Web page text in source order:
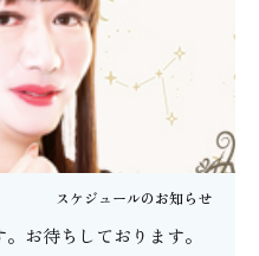
スケジュールのお知らせ
お待ちしております。